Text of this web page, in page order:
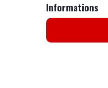
Informations